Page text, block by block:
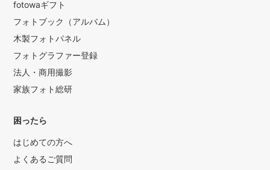
fotowaギフト
フォトブック（アルバム）
木製フォトパネル
フォトグラファー登録
法人・商用撮影
家族フォト総研
困ったら
はじめての方へ
よくあるご質問